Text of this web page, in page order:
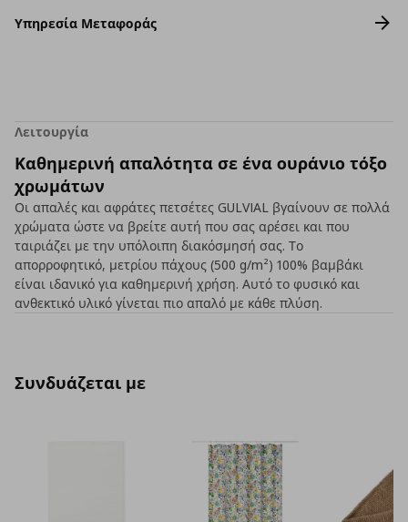
Υπηρεσία Μεταφοράς
Λειτουργία
Καθημερινή απαλότητα σε ένα ουράνιο τόξο
χρωμάτων
Οι απαλές και αφράτες πετσέτες GULVIAL βγαίνουν σε πολλά
χρώματα ώστε να βρείτε αυτή που σας αρέσει και που
ταιριάζει με την υπόλοιπη διακόσμησή σας. Το
απορροφητικό, μετρίου πάχους (500 g/m²) 100% βαμβάκι
είναι ιδανικό για καθημερινή χρήση. Αυτό το φυσικό και
ανθεκτικό υλικό γίνεται πιο απαλό με κάθε πλύση.
Συνδυάζεται με